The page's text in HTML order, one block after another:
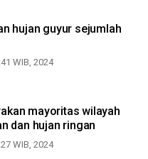
WIB, 2024
mayoritas wilayah
dan hujan ringan
WIB, 2024